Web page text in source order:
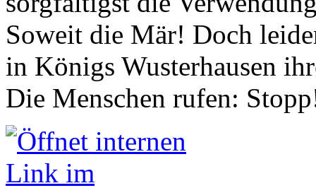
Soweit die Mär! Doch
in Königs Wusterhausen
Die Menschen rufen: